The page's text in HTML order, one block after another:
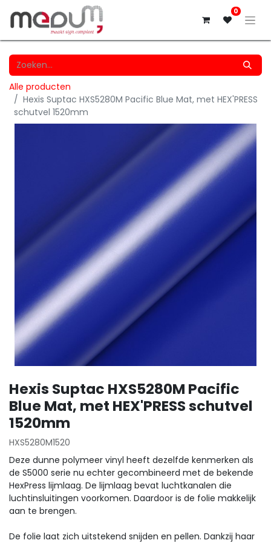
0
Alle producten
Hexis Suptac HXS5280M Pacific Blue Mat, met HEX'PRESS
schutvel 1520mm
Hexis Suptac HXS5280M Pacific
Blue Mat, met HEX'PRESS schutvel
1520mm
HXS5280M1520
Deze dunne polymeer vinyl heeft dezelfde kenmerken als
de S5000 serie nu echter gecombineerd met de bekende
HexPress lijmlaag. De lijmlaag bevat luchtkanalen die
luchtinsluitingen voorkomen. Daardoor is de folie makkelijk
aan te brengen.
De folie laat zich uitstekend snijden en pellen. Dankzij haar